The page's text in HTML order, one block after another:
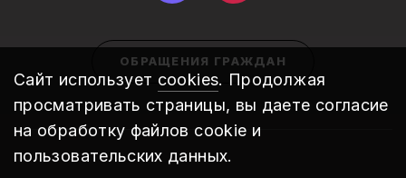
Сайт использует cookies. Продолжая
просматривать страницы, вы даете согласие
на обработку файлов cookie и
пользовательских данных.
ОБРАЩЕНИЯ ГРАЖДАН